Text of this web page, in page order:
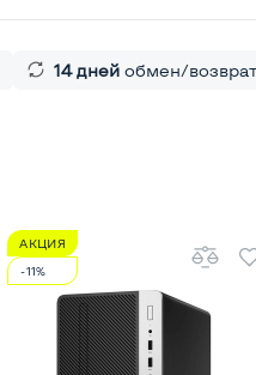
14 днейобмен/
АКЦИЯ
-11%